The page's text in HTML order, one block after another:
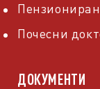
Почесни
ДОКУМЕНТИ